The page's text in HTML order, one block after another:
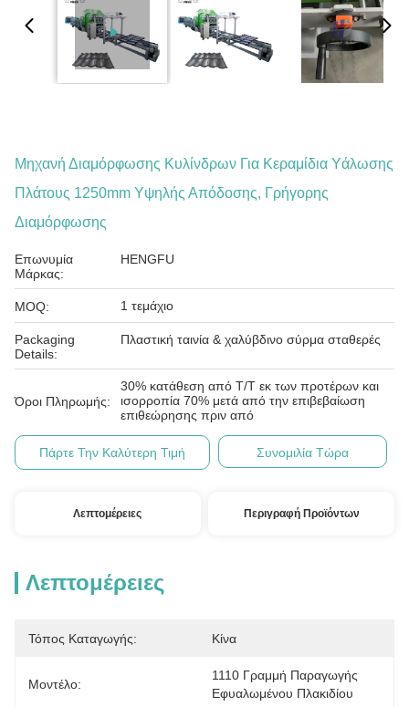
Μηχανή Διαμόρφωσης Κυλίνδρων Για Κεραμίδια Υάλωσης
Πλάτους 1250mm Υψηλής Απόδοσης, Γρήγορης
Διαμόρφωσης
Επωνυμία
Μάρκας:
HENGFU
MOQ: 1 τεμάχιο
Packaging
Details:
Πλαστική ταινία & χαλύβδινο σύρμα σταθερές
Όροι Πληρωμής:
30% κατάθεση από T/T εκ των προτέρων και
ισορροπία 70% μετά από την επιβεβαίωση
επιθεώρησης πριν από
Πάρτε Την Καλύτερη Τιμή Συνομιλία Τώρα
Λεπτομέρειες Περιγραφή Προϊόντων
Λεπτομέρειες
Τόπος Καταγωγής: Κίνα
Μοντέλο:
1110 Γραμμή Παραγωγής
Εφυαλωμένου Πλακιδίου